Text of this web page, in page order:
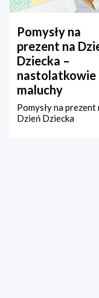
Pomysły na
prezent na
Dziecka –
nastolatkowie
maluchy
Pomysły na prezent
Dzień Dziecka